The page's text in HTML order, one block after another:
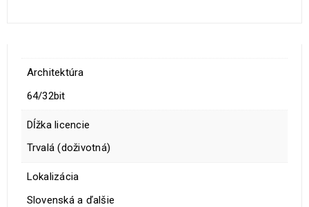
Architektúra
64/32bit
Dĺžka licencie
Trvalá (doživotná)
Lokalizácia
Slovenská a ďalšie